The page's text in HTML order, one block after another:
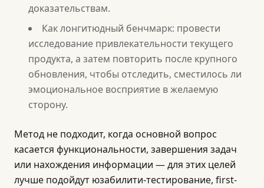
доказательствам.
Как лонгитюдный бенчмарк: провести
исследование привлекательности текущего
продукта, а затем повторить после крупного
обновления, чтобы отследить, сместилось ли
эмоциональное восприятие в желаемую
сторону.
Метод не подходит, когда основной вопрос
касается функциональности, завершения задач
или нахождения информации — для этих целей
лучше подойдут юзабилити-тестирование, first-